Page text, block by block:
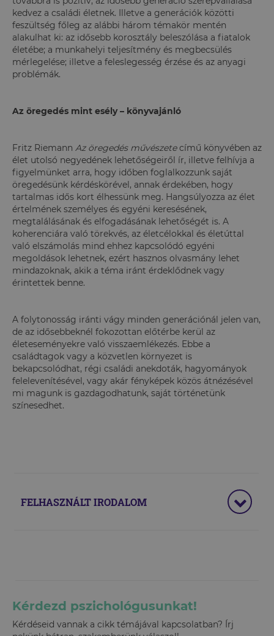
kedvez a családi életnek. Illetve a generációk közötti
feszültség főleg az alábbi három témakör mentén
alakulhat ki: az idősebb korosztály beleszólása a fiatalok
életébe; a munkahelyi teljesítmény és megbecsülés
mérlegelése; illetve a feleslegesség érzése és az anyagi
problémák.
Az öregedés mint esély – könyvajánló
Fritz Riemann Az öregedés művészetecímű könyvében az
élet utolsó negyedének lehetőségeiről ír, illetve felhívja a
figyelmünket arra, hogy időben foglalkozzunk saját
öregedésünk kérdéskörével, annak érdekében, hogy
tartalmas idős kort élhessünk meg. Hangsúlyozza az élet
értelmének személyes és egyéni keresésének,
megtalálásának és elfogadásának lehetőségét is. A
koherenciára való törekvés, az életcélokkal és életúttal
való elszámolás mind ehhez kapcsolódó egyéni
megoldások lehetnek, ezért hasznos olvasmány lehet
mindazoknak, akik a téma iránt érdeklődnek vagy
érintettek benne.
A folytonosság iránti vágy minden generációnál jelen van,
de az idősebbeknél fokozottan előtérbe kerül az
életeseményekre való visszaemlékezés. Ebbe a
családtagok vagy a közvetlen környezet is
bekapcsolódhat, régi családi anekdoták, hagyományok
felelevenítésével, vagy akár fényképek közös átnézésével
mi magunk is gazdagodhatunk, saját történetünk
színesedhet.
FELHASZNÁLT IRODALOM
Kérdezd pszichológusunkat!
Kérdéseid vannak a cikk témájával kapcsolatban? Írj